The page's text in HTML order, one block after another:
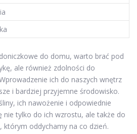
do domu, warto brać pod
ale również zdolności do
ich do naszych wnętrz
i bardziej przyjemne środowisko.
ich nawożenie i odpowiednie
nie tylko do ich wzrostu, ale także do
którym oddychamy na co dzień.